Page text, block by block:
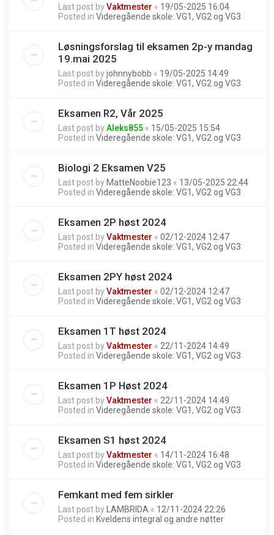
Last post byVaktmester « 19/05-2025 16:04
Posted in Videregående skole: VG1, VG2 og VG3
Løsningsforslag til eksamen 2p-y mandag
19.mai 2025
Last post byjohnnybobb « 19/05-2025 14:49
Posted in Videregående skole: VG1, VG2 og VG3
Eksamen R2, Vår 2025
Last post byAleks855 « 15/05-2025 15:54
Posted in Videregående skole: VG1, VG2 og VG3
Biologi 2 Eksamen V25
Last post by MatteNoobie123 « 13/05-2025 22:44
Posted in Videregående skole: VG1, VG2 og VG3
Eksamen 2P høst 2024
Last post byVaktmester « 02/12-2024 12:47
Posted in Videregående skole: VG1, VG2 og VG3
Eksamen 2PY høst 2024
Last post byVaktmester « 02/12-2024 12:47
Posted in Videregående skole: VG1, VG2 og VG3
Eksamen 1T høst 2024
Last post byVaktmester « 22/11-2024 14:49
Posted in Videregående skole: VG1, VG2 og VG3
Eksamen 1P Høst 2024
Last post byVaktmester « 22/11-2024 14:49
Posted in Videregående skole: VG1, VG2 og VG3
Eksamen S1 høst 2024
Last post byVaktmester « 14/11-2024 16:48
Posted in Videregående skole: VG1, VG2 og VG3
Femkant med fem sirkler
Last post by LAMBRIDA « 12/11-2024 22:26
Posted in Kveldens integral og andre nøtter